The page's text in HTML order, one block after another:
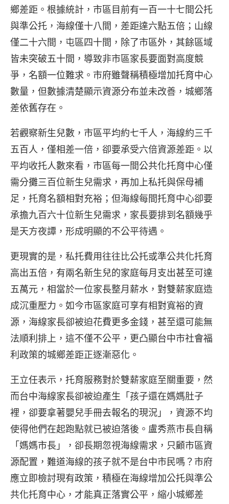
鄉差距。根據統計，市區目前有一百一十七間公托
與準公托，海線僅十八間，差距達六點五倍；山線
僅二十六間，屯區四十間，除了市區外，其餘區域
皆未突破五十間，導致非市區家長要面對高度競
爭，名額一位難求。市府雖聲稱積極增加托育中心
數量，但數據清楚顯示資源分布並未改善，城鄉落
差依舊存在。
若觀察新生兒數，市區平均約七千人，海線約三千
五百人，僅相差一倍，卻要承受六倍資源差距。以
平均收托人數來看，市區每一間公共化托育中心僅
需分攤三百位新生兒需求，再加上私托與保母補
足，托育名額相對充裕；但海線每間托育中心卻要
承擔九百六十位新生兒需求，家長要排到名額幾乎
是天方夜譚，形成明顯的不公平待遇。
更現實的是，私托費用往往比公托或準公共化托育
高出五倍，有兩名新生兒的家庭每月支出甚至可達
五萬元，相當於一位家長整月薪水，對雙薪家庭造
成沉重壓力。如今市區家庭可享有相對寬裕的資
源，海線家長卻被迫花費更多金錢，甚至還可能無
法順利排上，這不僅不公平，更凸顯台中市社會福
利政策的城鄉差距正逐漸惡化。
王立任表示，托育服務對於雙薪家庭至關重要，然
而台中海線家長卻被迫產生「孩子還在媽媽肚子
裡，卻要拿著嬰兒手冊去報名的現況」，資源不均
使得他們在起跑點就已被迫落後。盧秀燕市長自稱
「媽媽市長」，卻長期忽視海線需求，只顧市區資
源配置，難道海線的孩子就不是台中市民嗎？市府
應立即檢討現有政策，積極在海線增加公托與準公
共化托育中心，才能真正落實公平，縮小城鄉差